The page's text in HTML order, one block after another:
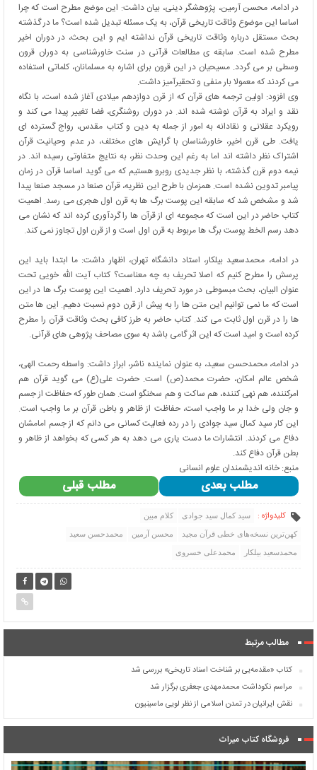
در ادامه، محسن آرمین، پژوهشگر دینی، بیان داشت: این موضع مطرح است که چرا
اساسا این موضوع وثاقت تاریخی قرآن، به یک مسئله تبدیل شده است؟ ما در گذشته
بحث مستقل درباره وثاقت تاریخی قرآن نداشته ایم و این بحث، در دوران اخیر
مطرح شده است. سابقه ی مطالعات قرآنی در سنت خاورشناسی به دوران قرون
وسطی بر می گردد. مسیحیان در این قرون برای اشاره به مسلمانان، کلماتی استفاده
می کردند که معمولا بار منفی و تحقیرآمیز داشت.
وی افزود: اولین ترجمه های قرآن که از قرن دوازدهم میلادی آغاز شده است، با نگاه
نقد و ایراد به قرآن نوشته شده اند. در دوران روشنگری، فضا تغییر پیدا می کند و
رویکرد عقلانی و نقادانه به امور از جمله به دین و کتاب مقدس، رواج گسترده ای
یافت. طی قرن اخیر، خاورشناسان با گرایش های مختلف، در عدم وحیانیت قرآن
اشتراک نظر داشته اند اما به رغم این وحدت نظر، به نتایج متفاوتی رسیده اند. در
نیمه دوم قرن گذشته، با نظر جدیدی روبرو هستیم که می گوید اساسا قرآن در زمان
پیامبر تدوین نشده است. همزمان با طرح این نظریه، قرآن صنعا در مسجد صنعا پیدا
شد و مشخص شد که سابقه این پوست برگ ها به قرن اول هجری می رسد. اهمیت
کتاب حاضر در این است که مجموعه ای از قرآن ها را گردآوری کرده اند که نشان می
دهد رسم الخط پوست برگ ها مربوط به قرن اول است و از قرن اول تجاوز نمی کند.
در ادامه، محمدسعید بیلکار، استاد دانشگاه تهران، اظهار داشت: ما ابتدا باید این
پرسش را مطرح کنیم که اصلا تحریف به چه معناست؟ کتاب آیت الله خویی تحت
عنوان البیان، بحث مبسوطی در مورد تحریف دارد. اهمیت این پوست برگ ها در این
است که ما نمی توانیم این متن ها را به پیش از قرن دوم نسبت دهیم. این ها متن
ها را در قرن اول ثابت می کند. کتاب حاضر به طرز کافی بحث وثاقت قرآن را مطرح
کرده است و امید است که این اثر گامی باشد به سوی مصاحف پژوهی های قرآنی.
در ادامه،محمدحسن سعید، به عنوان نماینده ناشر، ابراز داشت: واسطه رحمت الهی،
شخص عالم امکان، حضرت محمد(ص) است. حضرت علی(ع) می گوید قرآن هم
امرکننده، هم نهی کننده، هم ساکت و هم سخنگو است. همان طور که حفاظت از جسم
و جان ولی خدا بر ما واجب است، حفاظت از ظاهر و باطن قرآن بر ما واجب است.
این کار سید کمال سید جوادی را در رده فعالیت کسانی می دانم که از جسم امامشان
دفاع می کردند. انتشارات ما دست یاری می دهد به هر کسی که بخواهد از ظاهر و
بطن قرآن دفاع کند.
منبع: خانه اندیشمندان علوم انسانی
مطلب قبلی مطلب بعدی
کلیدواژه : سید کمال سید جوادی کلام مبین
کهن‌ترین نسخه‌های خطی قرآن مجید محسن آرمین محمدحسن سعید
محمدسعید بیلکار محمدعلی خسروی
مطالب مرتبط
کتاب «مقدمه‌یی بر شناخت اسناد تاریخی» بررسی شد
مراسم نکوداشت محمدمهدی جعفری برگزار شد
نقش ایرانیان در تمدن اسلامى از نظر لویى ماسینیون
فروشگاه کتاب میراث